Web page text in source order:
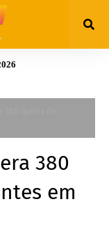
380
em